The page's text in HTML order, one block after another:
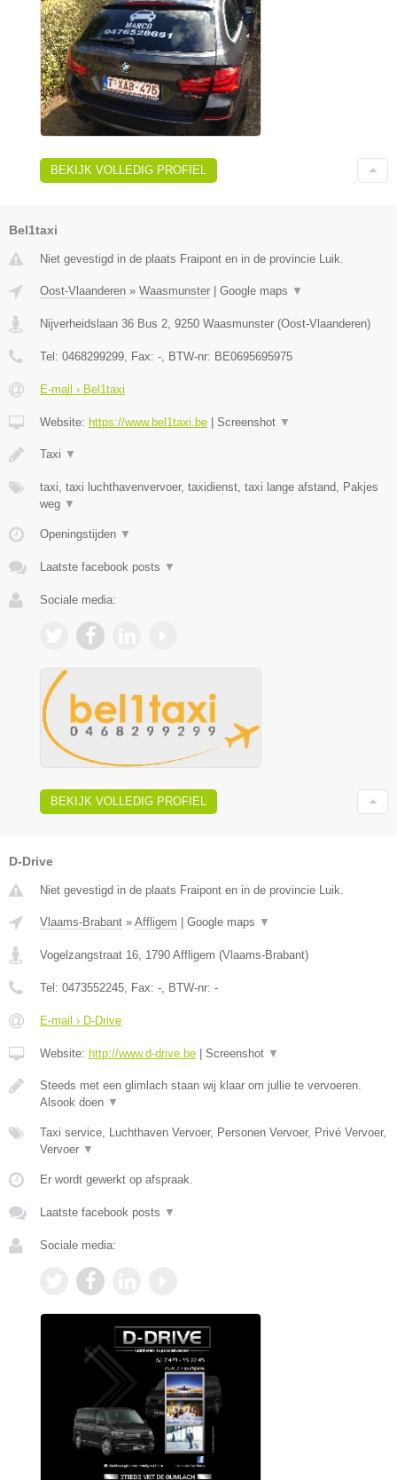
BEKIJK VOLLEDIG PROFIEL
Bel1taxi
Niet gevestigd in de plaats Fraipont en in de provincie Luik.
Oost-Vlaanderen » Waasmunster Google maps ▼
Nijverheidslaan 36 Bus 2, 9250 Waasmunster (Oost-Vlaanderen)
Tel: 0468299299, Fax: -, BTW-nr: BE0695695975
E-mail › Bel1taxi
Website: https://www.bel1taxi.be Screenshot ▼
Taxi ▼
taxi, taxi luchthavenvervoer, taxidienst, taxi lange afstand, Pakjes
weg ▼
Openingstijden ▼
Laatste facebook posts ▼
Sociale media:
BEKIJK VOLLEDIG PROFIEL
D-Drive
Niet gevestigd in de plaats Fraipont en in de provincie Luik.
Vlaams-Brabant » Affligem Google maps ▼
Vogelzangstraat 16, 1790 Affligem (Vlaams-Brabant)
Tel: 0473552245, Fax: -, BTW-nr: -
E-mail › D-Drive
Website: http://www.d-drive.be Screenshot ▼
Steeds met een glimlach staan wij klaar om jullie te vervoeren.
Alsook doen ▼
Taxi service, Luchthaven Vervoer, Personen Vervoer, Privé Vervoer,
Vervoer ▼
Er wordt gewerkt op afspraak.
Laatste facebook posts ▼
Sociale media: